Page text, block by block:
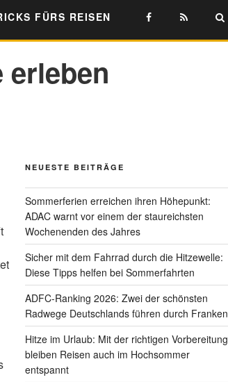
FÜRS REISEN
erleben
NEUESTE BEITRÄGE
Sommerferien erreichen ihren Höhepunkt:
ADAC warnt vor einem der staureichsten
Wochenenden des Jahres
Sicher mit dem Fahrrad durch die Hitzewelle:
Diese Tipps helfen bei Sommerfahrten
ADFC-Ranking 2026: Zwei der schönsten
Radwege Deutschlands führen durch Franken
Hitze im Urlaub: Mit der richtigen Vorbereitung
bleiben Reisen auch im Hochsommer
entspannt